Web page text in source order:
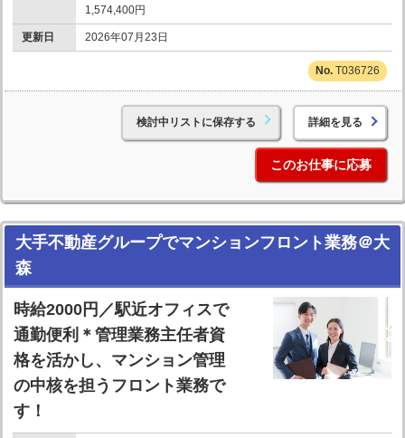
1,574,400円
更新日 2026年07月23日
T036726
検討中リストに保存する 詳細を見る
このお仕事に応募
大手不動産グループでマンションフロント業務＠大
森
時給2000円／駅近オフィスで
通勤便利＊管理業務主任者資
格を活かし、マンション管理
の中核を担うフロント業務で
す！